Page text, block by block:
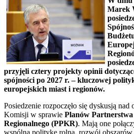
Marek
przyjęli cztery projekty opinii
spójności po 2027 r. – kluczowej
europejskich miast i regionów.
Posiedzenie rozpoczęło się dyskusją
Komisji w sprawie Planów
Regionalnego (PPKR). Mają one
wspólną politykę rolną, rozwój